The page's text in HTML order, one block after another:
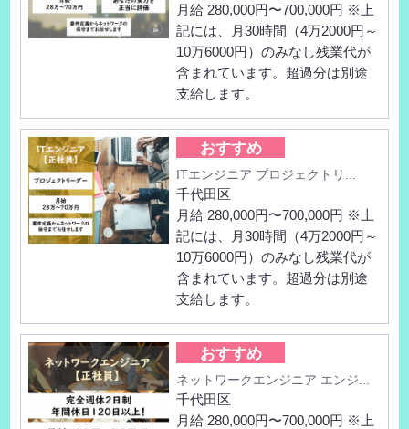
月給 280,000円〜700,000円 ※上
記には、月30時間（4万2000円～
10万6000円）のみなし残業代が
含まれています。超過分は別途
支給します。
おすすめ
ITエンジニア プロジェクトリ...
千代田区
月給 280,000円〜700,000円 ※上
記には、月30時間（4万2000円～
10万6000円）のみなし残業代が
含まれています。超過分は別途
支給します。
おすすめ
ネットワークエンジニア エンジ...
千代田区
月給 280,000円〜700,000円 ※上